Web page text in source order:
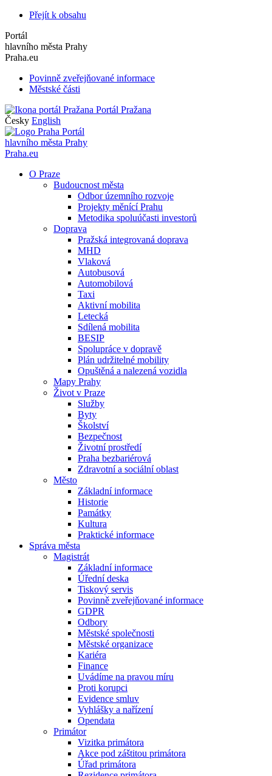
Přejít k obsahu
Portál
hlavního města Prahy
Praha.eu
Povinně zveřejňované informace
Městské části
Portál Pražana
Česky English
Portál
hlavního města Prahy
Praha.eu
O Praze
Budoucnost města
Odbor územního rozvoje
Projekty měnící Prahu
Metodika spoluúčasti investorů
Doprava
Pražská integrovaná doprava
MHD
Vlaková
Autobusová
Automobilová
Taxi
Aktivní mobilita
Letecká
Sdílená mobilita
BESIP
Spolupráce v dopravě
Plán udržitelné mobility
Opuštěná a nalezená vozidla
Mapy Prahy
Život v Praze
Služby
Byty
Školství
Bezpečnost
Životní prostředí
Praha bezbariérová
Zdravotní a sociální oblast
Město
Základní informace
Historie
Památky
Kultura
Praktické informace
Správa města
Magistrát
Základní informace
Úřední deska
Tiskový servis
Povinně zveřejňované informace
GDPR
Odbory
Městské společnosti
Městské organizace
Kariéra
Finance
Uvádíme na pravou míru
Proti korupci
Evidence smluv
Vyhlášky a nařízení
Opendata
Primátor
Vizitka primátora
Akce pod záštitou primátora
Úřad primátora